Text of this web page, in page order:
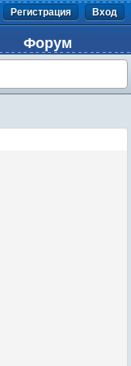
Регистрация Вход
Форум